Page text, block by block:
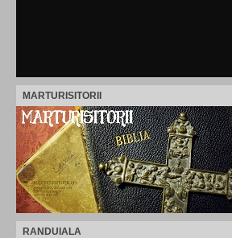
MARTURISITORII
RANDUIALA